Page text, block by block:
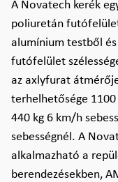
A Novatech kerék
poliuretán
alumínium testből
futófelület
az axlyfurat
terhelhetősége
440 kg 6 km/h
sebességnél. A
alkalmazható a
berendezésekben,